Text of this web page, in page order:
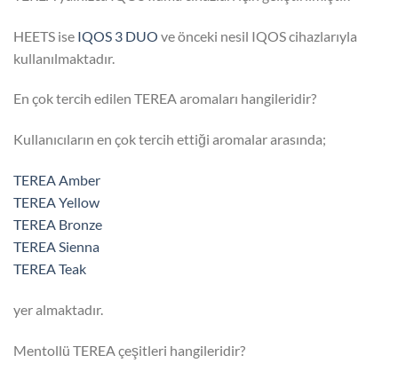
HEETS ise IQOS 3 DUO ve önceki nesil IQOS cihazlarıyla
kullanılmaktadır.
En çok tercih edilen TEREA aromaları hangileridir?
Kullanıcıların en çok tercih ettiği aromalar arasında;
TEREA Amber
TEREA Yellow
TEREA Bronze
TEREA Sienna
TEREA Teak
yer almaktadır.
Mentollü TEREA çeşitleri hangileridir?